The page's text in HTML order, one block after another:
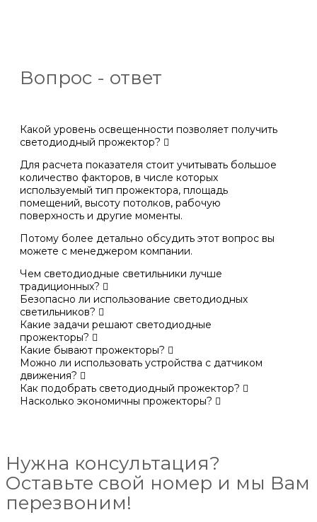
Вопрос - ответ
Какой уровень освещенности позволяет получить
светодиодный прожектор?
Для расчета показателя стоит учитывать большое
количество факторов, в числе которых
используемый тип прожектора, площадь
помещений, высоту потолков, рабочую
поверхность и другие моменты.
Потому более детально обсудить этот вопрос вы
можете с менеджером компании.
Чем светодиодные светильники лучше
традиционных?
Безопасно ли использование светодиодных
светильников?
Какие задачи решают светодиодные
прожекторы?
Какие бывают прожекторы?
Можно ли использовать устройства с датчиком
движения?
Как подобрать светодиодный прожектор?
Насколько экономичны прожекторы?
Нужна консультация?
Оставьте свой номер и мы Вам
перезвоним!